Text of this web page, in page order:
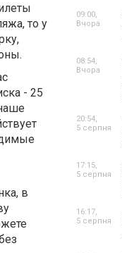
то у
- 25
в
09:00,
Вчора
08:54,
Вчора
20:54,
5 серпня
17:15,
5 серпня
16:17,
5 серпня